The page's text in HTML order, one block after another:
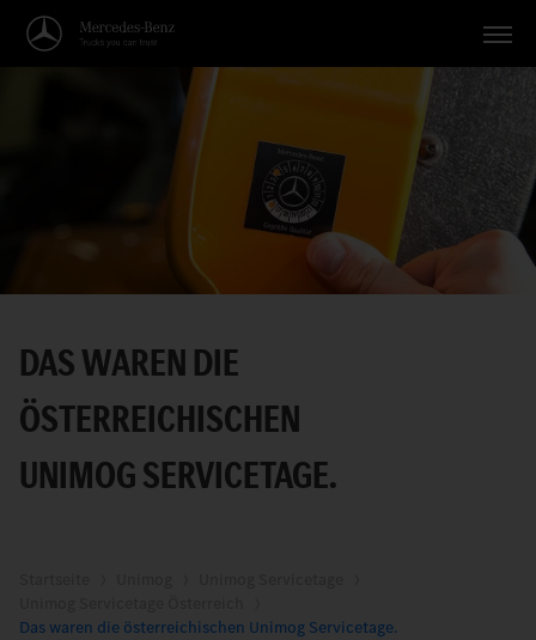
Fahrzeuge
Anwendungen
Deutsch
DAS WAREN DIE
ÖSTERREICHISCHEN
UNIMOG SERVICETAGE.
Das waren die österreichischen Unimog Servicetage.